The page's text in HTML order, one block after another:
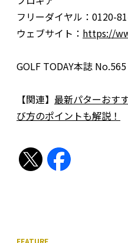
フリーダイヤル：0120-
ウェブサイト： https://
GOLF TODAY本誌
【関連】 最新パターおす
び方のポイントも解説！